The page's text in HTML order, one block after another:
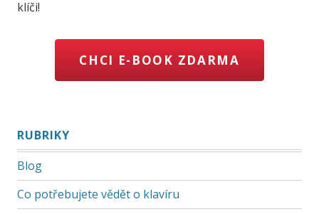
klíči!
CHCI E-BOOK ZDARMA
RUBRIKY
Blog
Co potřebujete vědět o klavíru